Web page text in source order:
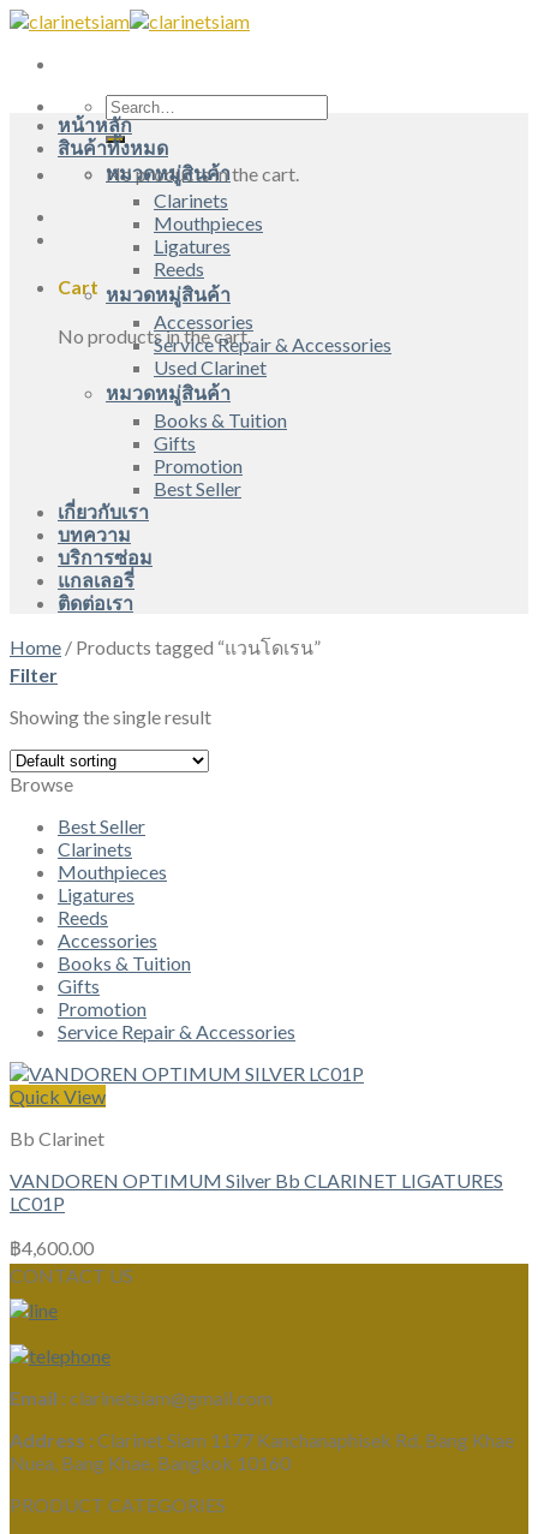
Skip
content
Search
for:
No products in the cart.
Cart
No products in the cart.
หน้าหลัก
สินค้าทั้งหมด
หมวดหมู่สินค้า
Clarinets
Mouthpieces
Ligatures
Reeds
หมวดหมู่สินค้า
Accessories
Service Repair & Accessories
Used Clarinet
หมวดหมู่สินค้า
Books & Tuition
Gifts
Promotion
Best Seller
เกี่ยวกับเรา
บทความ
บริการซ่อม
แกลเลอรี่
ติดต่อเรา
Home / Products tagged “แวนโดเรน”
Filter
Showing the single result
Browse
Best Seller
Clarinets
Mouthpieces
Ligatures
Reeds
Accessories
Books & Tuition
Gifts
Promotion
Service Repair & Accessories
Quick View
Bb Clarinet
VANDOREN OPTIMUM Silver Bb CLARINET LIGATURES
LC01P
฿4,600.00
CONTACT US
Email : clarinetsiam@gmail.com
Address : Clarinet Siam 1177 Kanchanaphisek Rd, Bang Khae
Nuea, Bang Khae, Bangkok 10160
PRODUCT CATEGORIES